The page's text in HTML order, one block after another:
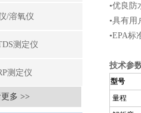
/溶氧仪
测定仪
测定仪
多 >>
•优良防
•具有用
•EPA标
技术参
型号
量程